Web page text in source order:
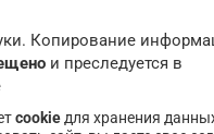
Копирование
и преследуется в
cookie для хранения